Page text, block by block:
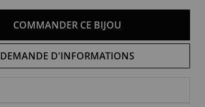
COMMANDER CE BIJOU
DEMANDE D'INFORMATIONS